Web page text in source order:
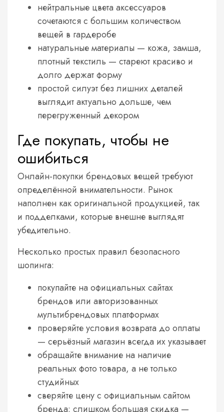
нейтральные цвета аксессуаров
сочетаются с большим количеством
вещей в гардеробе
натуральные материалы — кожа, замша,
плотный текстиль — стареют красиво и
долго держат форму
простой силуэт без лишних деталей
выглядит актуально дольше, чем
перегруженный декором
Где покупать, чтобы не
ошибиться
Онлайн-покупки брендовых вещей требуют
определённой внимательности. Рынок
наполнен как оригинальной продукцией, так
и подделками, которые внешне выглядят
убедительно.
Несколько простых правил безопасного
шопинга:
покупайте на официальных сайтах
брендов или авторизованных
мультибрендовых платформах
проверяйте условия возврата до оплаты
— серьёзный магазин всегда их указывает
обращайте внимание на наличие
реальных фото товара, а не только
студийных
сверяйте цену с официальным сайтом
бренда: слишком большая скидка —